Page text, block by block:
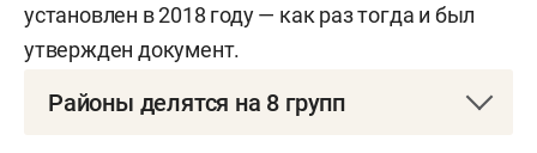
установлен в 2018 году — как раз тогда и был
утвержден документ.
Районы делятся на 8 групп